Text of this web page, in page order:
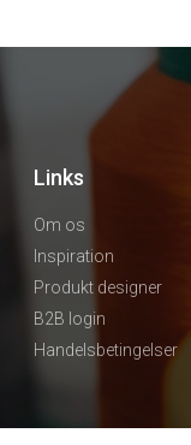
Links
Om os
Inspiration
Produkt designer
B2B login
Handelsbetingelser